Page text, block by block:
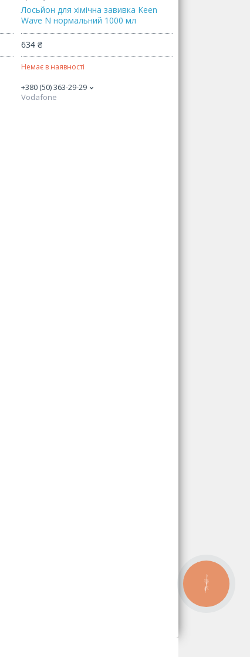
Лосьйон для хімічна завивка Keen
Wave N нормальний 1000 мл
634 ₴
Немає в наявності
+380 (50) 363-29-29
Vodafone
КНОПКА
ЗВ'ЯЗКУ